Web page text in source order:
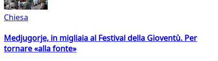
Chiesa
Medjugorje, in migliaia al Festival della Gioventù. Per
tornare «alla fonte»